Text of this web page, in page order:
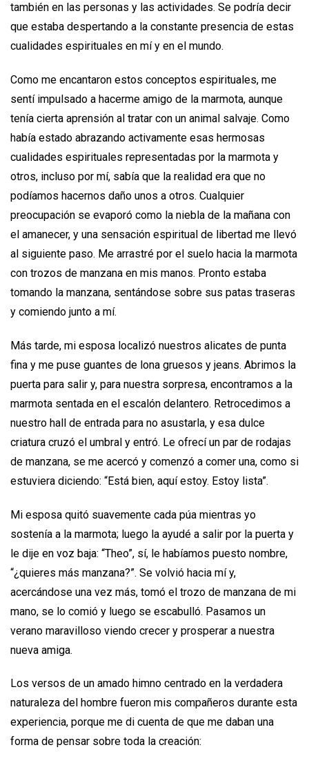
también en las personas y las actividades. Se podría decir
que estaba despertando a la constante presencia de estas
cualidades espirituales en mí y en el mundo.
Como me encantaron estos conceptos espirituales, me
sentí impulsado a hacerme amigo de la marmota, aunque
tenía cierta aprensión al tratar con un animal salvaje. Como
había estado abrazando activamente esas hermosas
cualidades espirituales representadas por la marmota y
otros, incluso por mí, sabía que la realidad era que no
podíamos hacernos daño unos a otros. Cualquier
preocupación se evaporó como la niebla de la mañana con
el amanecer, y una sensación espiritual de libertad me llevó
al siguiente paso. Me arrastré por el suelo hacia la marmota
con trozos de manzana en mis manos. Pronto estaba
tomando la manzana, sentándose sobre sus patas traseras
y comiendo junto a mí.
Más tarde, mi esposa localizó nuestros alicates de punta
fina y me puse guantes de lona gruesos y jeans. Abrimos la
puerta para salir y, para nuestra sorpresa, encontramos a la
marmota sentada en el escalón delantero. Retrocedimos a
nuestro hall de entrada para no asustarla, y esa dulce
criatura cruzó el umbral y entró. Le ofrecí un par de rodajas
de manzana, se me acercó y comenzó a comer una, como si
estuviera diciendo: “Está bien, aquí estoy. Estoy lista”.
Mi esposa quitó suavemente cada púa mientras yo
sostenía a la marmota; luego la ayudé a salir por la puerta y
le dije en voz baja: “Theo”, sí, le habíamos puesto nombre,
“¿quieres más manzana?”. Se volvió hacia mí y,
acercándose una vez más, tomó el trozo de manzana de mi
mano, se lo comió y luego se escabulló. Pasamos un
verano maravilloso viendo crecer y prosperar a nuestra
nueva amiga.
Los versos de un amado himno centrado en la verdadera
naturaleza del hombre fueron mis compañeros durante esta
experiencia, porque me di cuenta de que me daban una
forma de pensar sobre toda la creación: